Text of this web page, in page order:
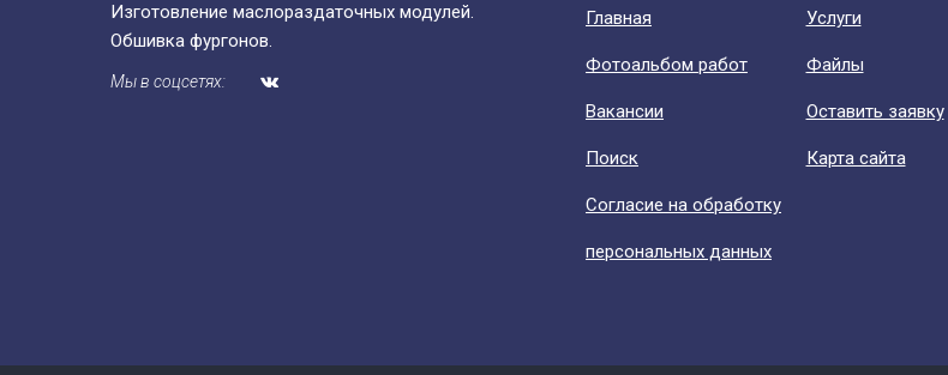
Изготовление маслораздаточных модулей.
Обшивка фургонов.
Мы в соцсетях:
Главная Уcлуги
Фотоальбом работ Файлы
Вакансии Оставить заявку
Поиск Карта сайта
Согласие на обработку
персональных данных